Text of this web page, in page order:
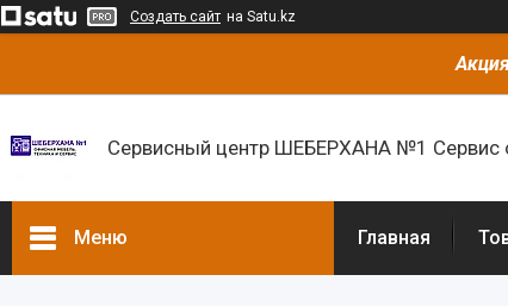
Создать сайт на Satu.kz
Сервисный центр ШЕБЕРХАНА №1 Сервис
Меню Главная